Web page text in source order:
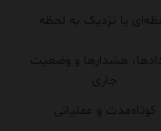
یا نزدیک به لحظه
هشدارها و وضعیت
جاری
کوتاه‌مدت و عملیاتی